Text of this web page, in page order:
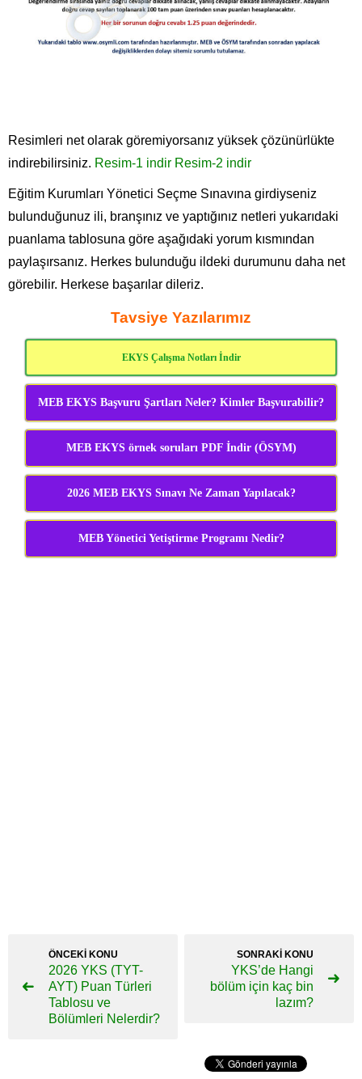
Resimleri net olarak göremiyorsanız yüksek çözünürlükte
indirebilirsiniz. Resim-1 indir Resim-2 indir
Eğitim Kurumları Yönetici Seçme Sınavına girdiyseniz
bulunduğunuz ili, branşınız ve yaptığınız netleri yukarıdaki
puanlama tablosuna göre aşağıdaki yorum kısmından
paylaşırsanız. Herkes bulunduğu ildeki durumunu daha net
görebilir. Herkese başarılar dileriz.
Tavsiye Yazılarımız
EKYS Çalışma Notları İndir
MEB EKYS Başvuru Şartları Neler? Kimler Başvurabilir?
MEB EKYS örnek soruları PDF İndir (ÖSYM)
2026 MEB EKYS Sınavı Ne Zaman Yapılacak?
MEB Yönetici Yetiştirme Programı Nedir?
ÖNCEKİ KONU
2026 YKS (TYT-
AYT) Puan Türleri
Tablosu ve
Bölümleri Nelerdir?
SONRAKİ KONU
YKS’de Hangi
bölüm için kaç bin
lazım?